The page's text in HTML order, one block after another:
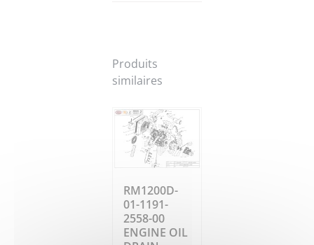
Produits
similaires
RM1200D-
01-1191-
2558-00
ENGINE OIL